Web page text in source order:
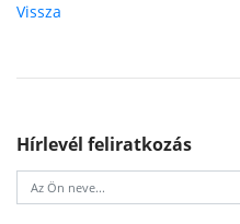
Vissza
Hírlevél feliratkozás